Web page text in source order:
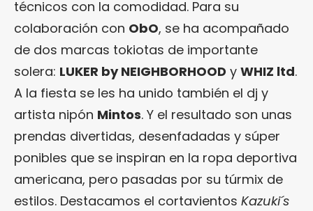
técnicos con la comodidad. Para su
colaboración con ObO, se ha acompañado
de dos marcas tokiotas de importante
solera: LUKER by NEIGHBORHOOD y WHIZ ltd.
A la fiesta se les ha unido también el dj y
artista nipón Mintos. Y el resultado son unas
prendas divertidas, desenfadadas y súper
ponibles que se inspiran en la ropa deportiva
americana, pero pasadas por su túrmix de
estilos. Destacamos el cortavientos Kazuki´s